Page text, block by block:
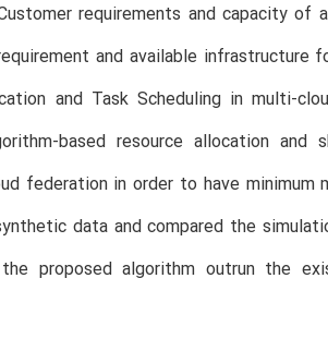
requirements and capacity of
and available infrastructure
and Task Scheduling in multi-
based resource allocation
in order to have minimum
data and compared the
proposed algorithm outrun the